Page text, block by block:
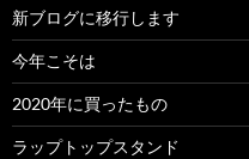
新ブログに移行します
今年こそは
2020年に買ったもの
ラップトップスタンド